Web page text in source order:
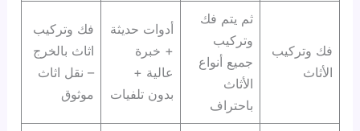
فك وتركيب
الأثاث
ثم يتم فك
وتركيب
جميع أنواع
الأثاث
باحتراف
أدوات حديثة
+ خبرة
عالية +
بدون تلفيات
فك وتركيب
اثاث بالخرج
– نقل اثاث
موثوق